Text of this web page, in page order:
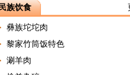
族饮食
彝族坨坨肉
黎家竹筒饭特色
涮羊肉